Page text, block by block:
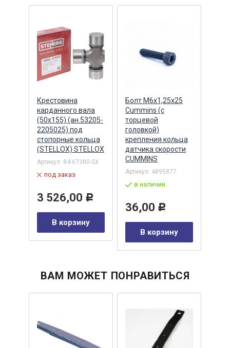
Крестовина
карданного вала
(50х155) (ан.53205-
2205025) под
стопорные кольца
(STELLOX) STELLOX
Артикул: 84-67380-SX
под заказ
3 526,00 Р
В корзину
Болт М6х1,25х25
Cummins (с
торцевой
головкой)
крепления кольца
датчика скорости
CUMMINS
Артикул: 4895877
в наличии
36,00 Р
В корзину
ВАМ МОЖЕТ ПОНРАВИТЬСЯ